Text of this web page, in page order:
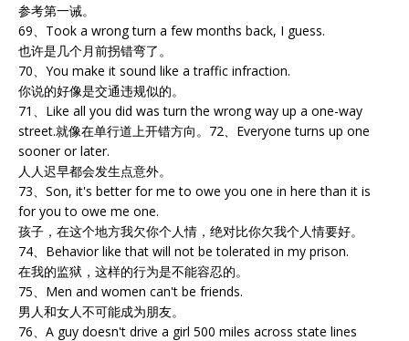
参考第一诫。
69、Took a wrong turn a few months back, I guess.
也许是几个月前拐错弯了。
70、You make it sound like a traffic infraction.
你说的好像是交通违规似的。
71、Like all you did was turn the wrong way up a one-way
street.就像在单行道上开错方向。72、Everyone turns up one
sooner or later.
人人迟早都会发生点意外。
73、Son, it's better for me to owe you one in here than it is
for you to owe me one.
孩子，在这个地方我欠你个人情，绝对比你欠我个人情要好。
74、Behavior like that will not be tolerated in my prison.
在我的监狱，这样的行为是不能容忍的。
75、Men and women can't be friends.
男人和女人不可能成为朋友。
76、A guy doesn't drive a girl 500 miles across state lines